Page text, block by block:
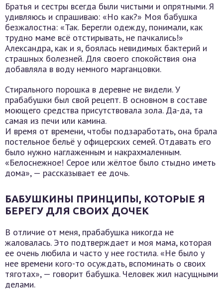
Братья и сестры всегда были чистыми и опрятными. Я
удивляюсь и спрашиваю: «Но как?» Моя бабушка
безжалостна: «Так. Берегли одежду, понимали, как
трудно маме всё отстирывать, не пачкались!»
Александра, как и я, боялась невидимых бактерий и
страшных болезней. Для своего спокойствия она
добавляла в воду немного марганцовки.
Стирального порошка в деревне не видели. У
прабабушки был свой рецепт. В основном в составе
моющего средства присутствовала зола. Да-да, та
самая из печи или камина.
И время от времени, чтобы подзаработать, она брала
постельное бельё у офицерских семей. Отдавать его
было нужно наглаженным и накрахмаленным.
«Белоснежное! Серое или жёлтое было стыдно иметь
дома», — рассказывает ее дочь.
БАБУШКИНЫ ПРИНЦИПЫ, КОТОРЫЕ Я
БЕРЕГУ ДЛЯ СВОИХ ДОЧЕК
В отличие от меня, прабабушка никогда не
жаловалась. Это подтверждает и моя мама, которая
ее очень любила и часто у нее гостила. «Не было у
нее времени кого-то осуждать, вспоминать о своих
тяготах», — говорит бабушка. Человек жил насущными
делами.